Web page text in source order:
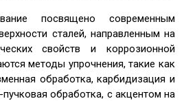
посвящено современным
сталей, направленным на
свойств и коррозионной
методы упрочнения, такие как
обработка, карбидизация и
обработка, с акцентом на